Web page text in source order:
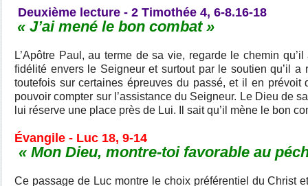
Deuxième lecture - 2 Timothée 4, 6-8.16-18
« J’ai mené le bon combat »
L’Apôtre Paul, au terme de sa vie, regarde le chemin
fidélité envers le Seigneur et surtout par le soutien qu’il a
toutefois sur certaines épreuves du passé, et il en prévoit
pouvoir compter sur l’assistance du Seigneur. Le Dieu de
lui réserve une place près de Lui. Il sait qu’il mène le bon
Évangile - Luc 18, 9-14
« Mon Dieu, montre-toi favorable au
Ce passage de Luc montre le choix préférentiel du Christ